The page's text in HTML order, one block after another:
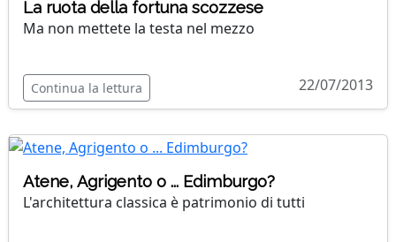
La ruota della fortuna scozzese
Ma non mettete la testa nel mezzo
Continua la lettura 22/07/2013
Atene, Agrigento o ... Edimburgo?
L'architettura classica è patrimonio di tutti